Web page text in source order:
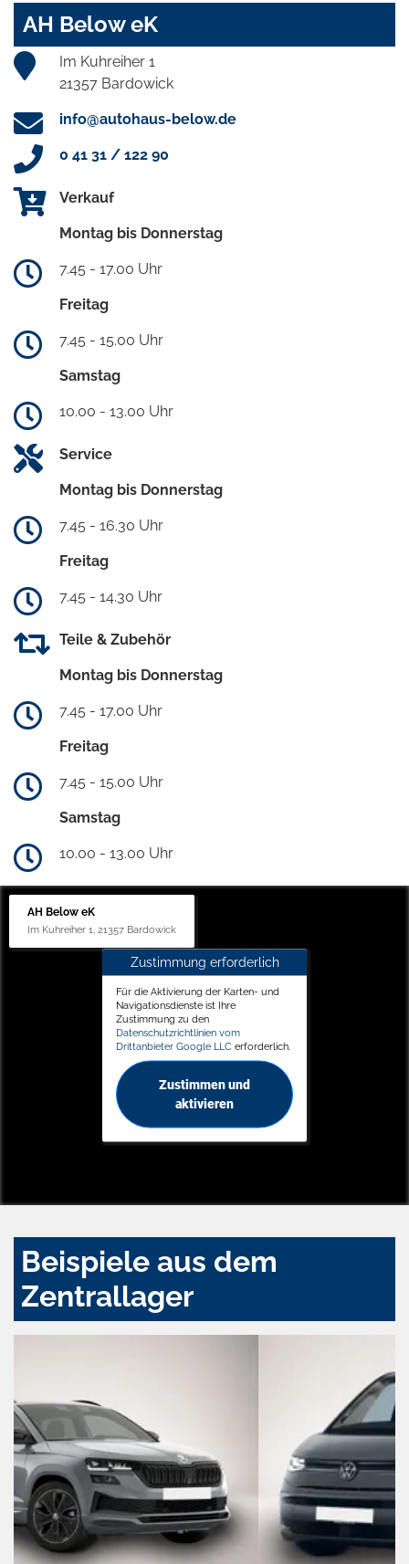
AH Below eK
Im Kuhreiher 1
21357 Bardowick
info@autohaus-below.de
0 41 31 / 122 90
Verkauf
Montag bis Donnerstag
7.45 - 17.00 Uhr
Freitag
7.45 - 15.00 Uhr
Samstag
10.00 - 13.00 Uhr
Service
Montag bis Donnerstag
7.45 - 16.30 Uhr
Freitag
7.45 - 14.30 Uhr
Teile & Zubehör
Montag bis Donnerstag
7.45 - 17.00 Uhr
Freitag
7.45 - 15.00 Uhr
Samstag
10.00 - 13.00 Uhr
AH Below eK
Im Kuhreiher 1, 21357 Bardowick
Zustimmung erforderlich
Für die Aktivierung der Karten- und
Navigationsdienste ist Ihre
Zustimmung zu den
Datenschutzrichtlinien vom
Drittanbieter Google LLC erforderlich.
Zustimmen und
aktivieren
Beispiele aus dem
Zentrallager